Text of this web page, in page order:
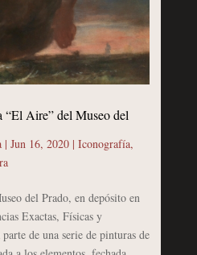
“El Aire” del Museo del
| Jun 16, 2020| Iconografía,
del Prado, en depósito en
Exactas, Físicas y
de una serie de pinturas de